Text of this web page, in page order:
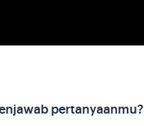
pertanyaanmu?